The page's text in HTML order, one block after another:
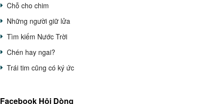
Chỗ cho chim
Những người giữ lửa
Tìm kiếm Nước Trời
Chén hay ngai?
Trái tim cũng có ký ức
Facebook Hội Dòng